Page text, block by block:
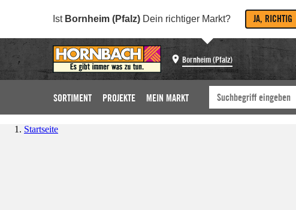
Ist Bornheim (Pfalz) Dein richtiger Markt? JA, RICHTIG
Bornheim (Pfalz)
SORTIMENT PROJEKTE MEIN MARKT
Startseite